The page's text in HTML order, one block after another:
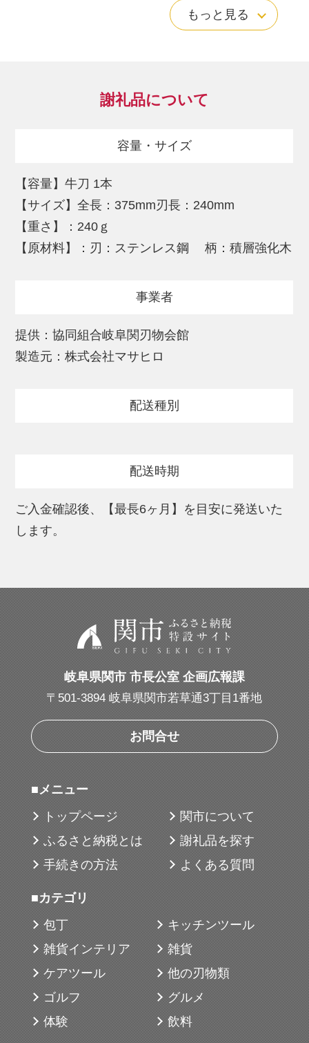
販売元：協同組合岐阜関刃物会館
もっと見る
謝礼品について
容量・サイズ
【容量】牛刀 1本
【サイズ】全長：375mm刃長：240mm
【重さ】：240ｇ
【原材料】：刃：ステンレス鋼 柄：積層強化木
事業者
提供：協同組合岐阜関刃物会館
製造元：株式会社マサヒロ
配送種別
配送時期
ご入金確認後、【最長6ヶ月】を目安に発送いた
します。
岐阜県関市 市長公室 企画広報課
〒501-3894 岐阜県関市若草通3丁目1番地
お問合せ
■メニュー
トップページ
関市について
ふるさと納税とは
謝礼品を探す
手続きの方法
よくある質問
■カテゴリ
包丁
キッチンツール
雑貨インテリア
雑貨
ケアツール
他の刃物類
ゴルフ
グルメ
体験
飲料